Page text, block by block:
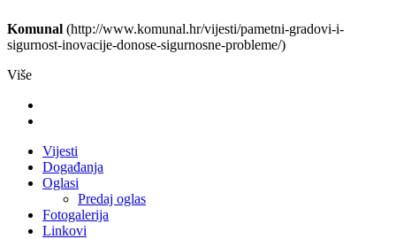
Komunal (http://www.komunal.hr/vijesti/pametni-gradovi-i-
sigurnost-inovacije-donose-sigurnosne-probleme/)
Više
Vijesti
Događanja
Oglasi
Predaj oglas
Fotogalerija
Linkovi